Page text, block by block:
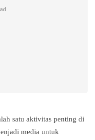
satu aktivitas penting di
media untuk